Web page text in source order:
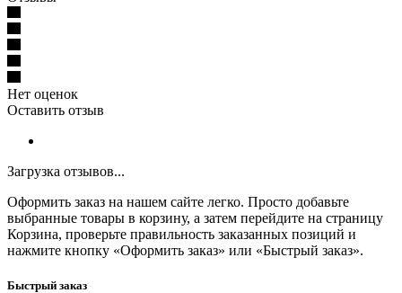
Нет оценок
Оставить отзыв
Загрузка отзывов...
Оформить заказ на нашем сайте легко. Просто добавьте
выбранные товары в корзину, а затем перейдите на страницу
Корзина, проверьте правильность заказанных позиций и
нажмите кнопку «Оформить заказ» или «Быстрый заказ».
Быстрый заказ